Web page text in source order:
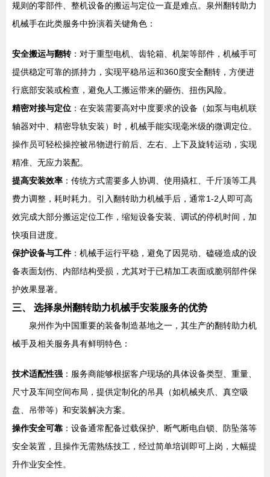
规则的零部件、整机设备的搬运与定位一直是难点。泉州翻转助力
机械手在此类服务中扮演着关键角色：
安全搬运与翻转：对于重型电机、齿轮箱、机架等部件，机械手可
提供稳定可靠的抓持力，实现平稳吊运和360度安全翻转，方便进
行底部安装或检查，避免人工搬运带来的砸伤、扭伤风险。
精密对接与定位 ：在安装需要高对中度要求的设备（如泵与电机联
轴器对中、精密导轨安装）时，机械手能实现毫米级的微调定位。
操作员可轻松操控被吊物进行前后、左右、上下及旋转运动，实现
精准、无应力装配。
提高安装效率 ：传统方式需要多人协调、使用撬杠、千斤顶等工具
费力调整，耗时耗力。引入翻转助力机械手后，通常1-2人即可高
效完成大部分搬运定位工作，缩短设备安装、调试的停机时间，加
快项目进度。
保护设备与工件：机械手运行平稳，避免了因晃动、磕碰造成的设
备表面划伤、内部结构受损，尤其对于已精加工表面或脆弱部件保
护效果显著。
三、 选择泉州翻转助力机械手安装服务的优势
泉州作为中国重要的装备制造基地之一，其生产的翻转助力机
械手及相关服务具有鲜明特色：
技术适配性强 ：服务商能够根据客户现场的具体设备类型、重量、
尺寸及车间空间布局，提供定制化的吊具（如机械夹爪、真空吸
盘、吊带等）和安装解决方案。
操作安全可靠 ：设备通常配备过载保护、断气断电自锁、防坠落等
安全装置，且操作无需熟练技工，经过简单培训即可上岗，大幅提
升作业安全性。